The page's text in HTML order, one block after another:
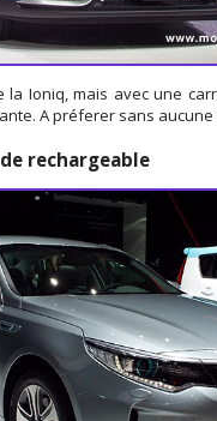
la Ioniq, mais avec une
A préferer sans
rechargeable